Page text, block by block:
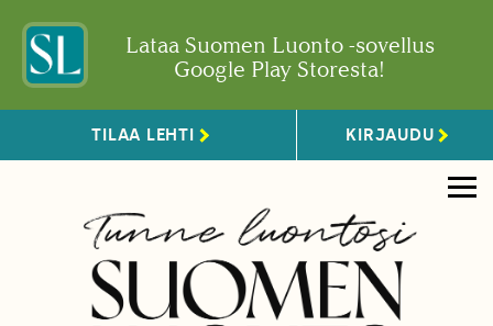
Lataa Suomen Luonto -sovellus
Google Play Storesta!
TILAA LEHTI KIRJAUDU